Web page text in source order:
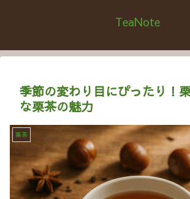
TeaNote
季節の変わり目にぴったり！
な栗茶の魅力
栗茶